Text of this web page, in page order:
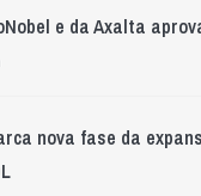
e da Axalta
nova fase da